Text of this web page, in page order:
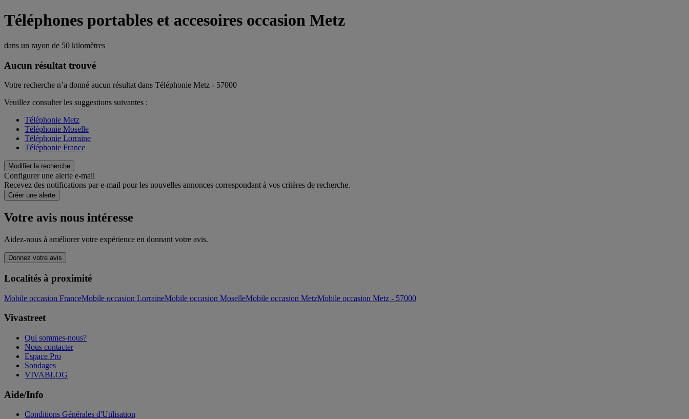
Téléphones portables et accesoires occasion Metz
dans un rayon de 50 kilomètres
Aucun résultat trouvé
Votre recherche n’a donné aucun résultat dans Téléphonie Metz - 57000
Veuillez consulter les suggestions suivantes :
Téléphonie Metz
Téléphonie Moselle
Téléphonie Lorraine
Téléphonie France
Modifier la recherche
Configurer une alerte e-mail
Recevez des notifications par e-mail pour les nouvelles annonces correspondant à vos critères de recherche.
Créer une alerte
Votre avis nous intéresse
Aidez-nous à améliorer votre expérience en donnant votre avis.
Donnez votre avis
Localités à proximité
Mobile occasion FranceMobile occasion LorraineMobile occasion MoselleMobile occasion MetzMobile occasion Metz - 57000
Vivastreet
Qui sommes-nous?
Nous contacter
Espace Pro
Sondages
VIVABLOG
Aide/Info
Conditions Générales d'Utilisation